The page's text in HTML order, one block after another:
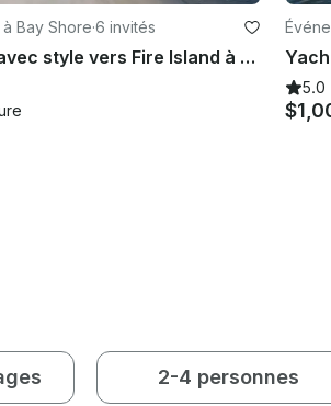
Bay Shore·6 invités
Naviguez avec style vers Fire Island à bord du yacht Tiara 3500 Open
5.0
2-4 personnes